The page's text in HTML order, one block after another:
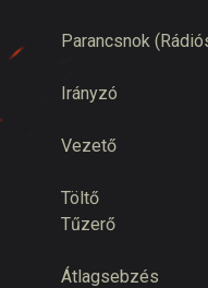
Parancsnok
Irányzó
Vezető
Töltő
Tűzerő
Átlagsebzés